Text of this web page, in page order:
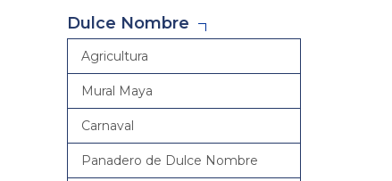
Dulce Nombre
Agricultura
Mural Maya
Carnaval
Panadero de Dulce Nombre